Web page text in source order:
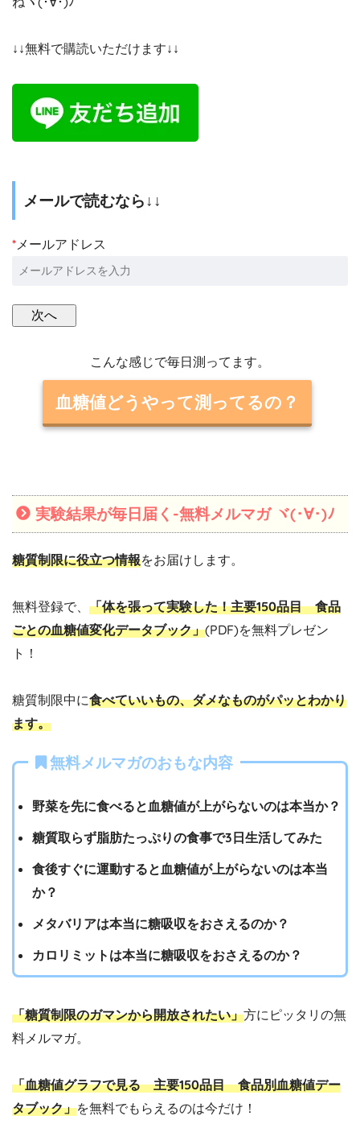
↓↓無料で購読いただけます↓↓
メールで読むなら↓↓
*メールアドレス
こんな感じで毎日測ってます。
血糖値どうやって測ってるの？
実験結果が毎日届く-無料メルマガ ヾ(･∀･)ﾉ
糖質制限に役立つ情報をお届けします。
無料登録で、 「体を張って実験した！主要150品目 食品
ごとの血糖値変化データブック」(PDF)を無料プレゼン
ト！
糖質制限中に食べていいもの、ダメなものがパッとわかり
ます。
無料メルマガのおもな内容
野菜を先に食べると血糖値が上がらないのは本当か？
糖質取らず脂肪たっぷりの食事で3日生活してみた
食後すぐに運動すると血糖値が上がらないのは本当
か？
メタバリアは本当に糖吸収をおさえるのか？
カロリミットは本当に糖吸収をおさえるのか？
「糖質制限のガマンから開放されたい」方にピッタリの無
料メルマガ。
「血糖値グラフで見る 主要150品目 食品別血糖値デー
タブック」を無料でもらえるのは今だけ！